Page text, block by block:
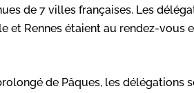
de 7 villes françaises. Les
et Rennes étaient au rendez-vous
de Pâques, les délégations